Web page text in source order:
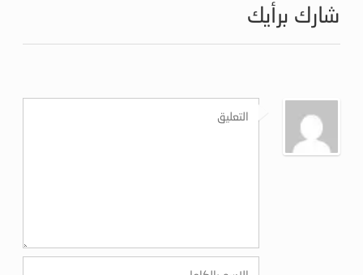
شارك برأيك